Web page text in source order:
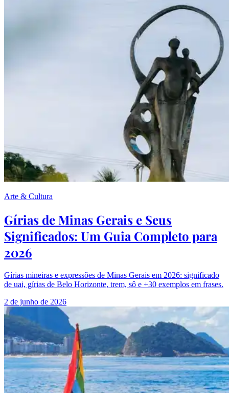
Arte & Cultura
Gírias de Minas Gerais e Seus
Significados: Um Guia Completo para
2026
Gírias mineiras e expressões de Minas Gerais em 2026: significado
de uai, gírias de Belo Horizonte, trem, sô e +30 exemplos em frases.
2 de junho de 2026